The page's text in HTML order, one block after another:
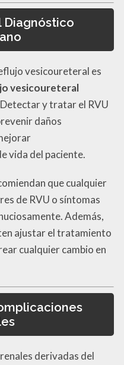
Diagnóstico
vesicoureteral es
vesicoureteral
y tratar el RVU
daños
vida del paciente.
que cualquier
de RVU o síntomas
Además,
ajustar el tratamiento
cualquier cambio en
derivadas del